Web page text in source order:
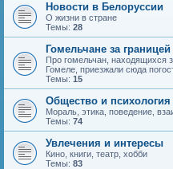
Новости в Белоруссии
О жизни в стране
Темы: 28
Гомельчане за границей
Про гомельчан, находящихся
Гомеле, приезжали сюда
Темы: 15
Общество и психология
Мораль, этика, поведение,
Темы: 74
Увлечения и интересы
Кино, книги, театр, хобби
Темы: 83